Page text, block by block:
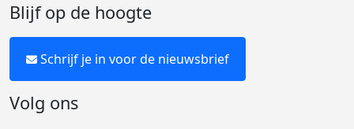
Blijf op de hoogte
Schrijf je in voor de nieuwsbrief
Volg ons